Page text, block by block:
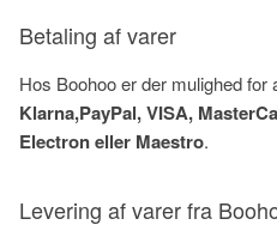
Betaling af varer
Hos Boohoo er der mulighed for
Klarna,PayPal, VISA,
Electron eller Maestro.
Levering af varer fra